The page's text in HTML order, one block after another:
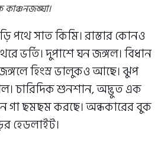
কাঞ্চনজঙ্ঘা।
পথে সাত কিমি। রাস্তার কোনও
ভর্তি। দুপাশে ঘন জঙ্গল। বিধান
হিংস্র ভালুকও আছে। ঝুপ
চারিদিক শুনশান, অদ্ভুত এক
গা ছমছম করছে। অন্ধকারের বুক
হেডলাইট।